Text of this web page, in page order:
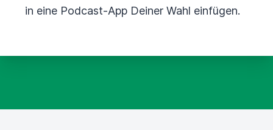
in eine Podcast-App Deiner Wahl einfügen.